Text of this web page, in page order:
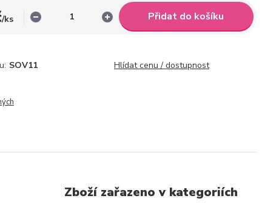
/ks Přidat do košíku
SOV11 Hlídat cenu / dostupnost
Zboží zařazeno v kategoriích